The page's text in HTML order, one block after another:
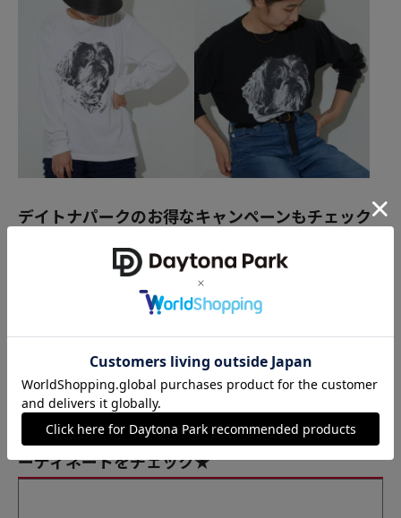
デイトナパークのお得なキャンペーンもチェック
トレンドコーデの参考に！人気スタッフの最新コ
ーディネートをチェック★